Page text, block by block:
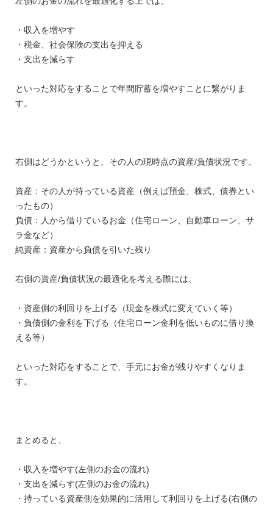
・収入を増やす
・税金、社会保険の支出を抑える
・支出を減らす
といった対応をすることで年間貯蓄を増やすことに繋がりま
す。
右側はどうかというと、その人の現時点の資産/負債状況です。
資産：その人が持っている資産（例えば預金、株式、債券とい
ったもの）
負債：人から借りているお金（住宅ローン、自動車ローン、サ
ラ金など）
純資産：資産から負債を引いた残り
右側の資産/負債状況の最適化を考える際には、
・資産側の利回りを上げる（現金を株式に変えていく等）
・負債側の金利を下げる（住宅ローン金利を低いものに借り換
える等）
といった対応をすることで、手元にお金が残りやすくなりま
す。
まとめると、
・収入を増やす(左側のお金の流れ)
・支出を減らす(左側のお金の流れ)
・持っている資産側を効果的に活用して利回りを上げる(右側の